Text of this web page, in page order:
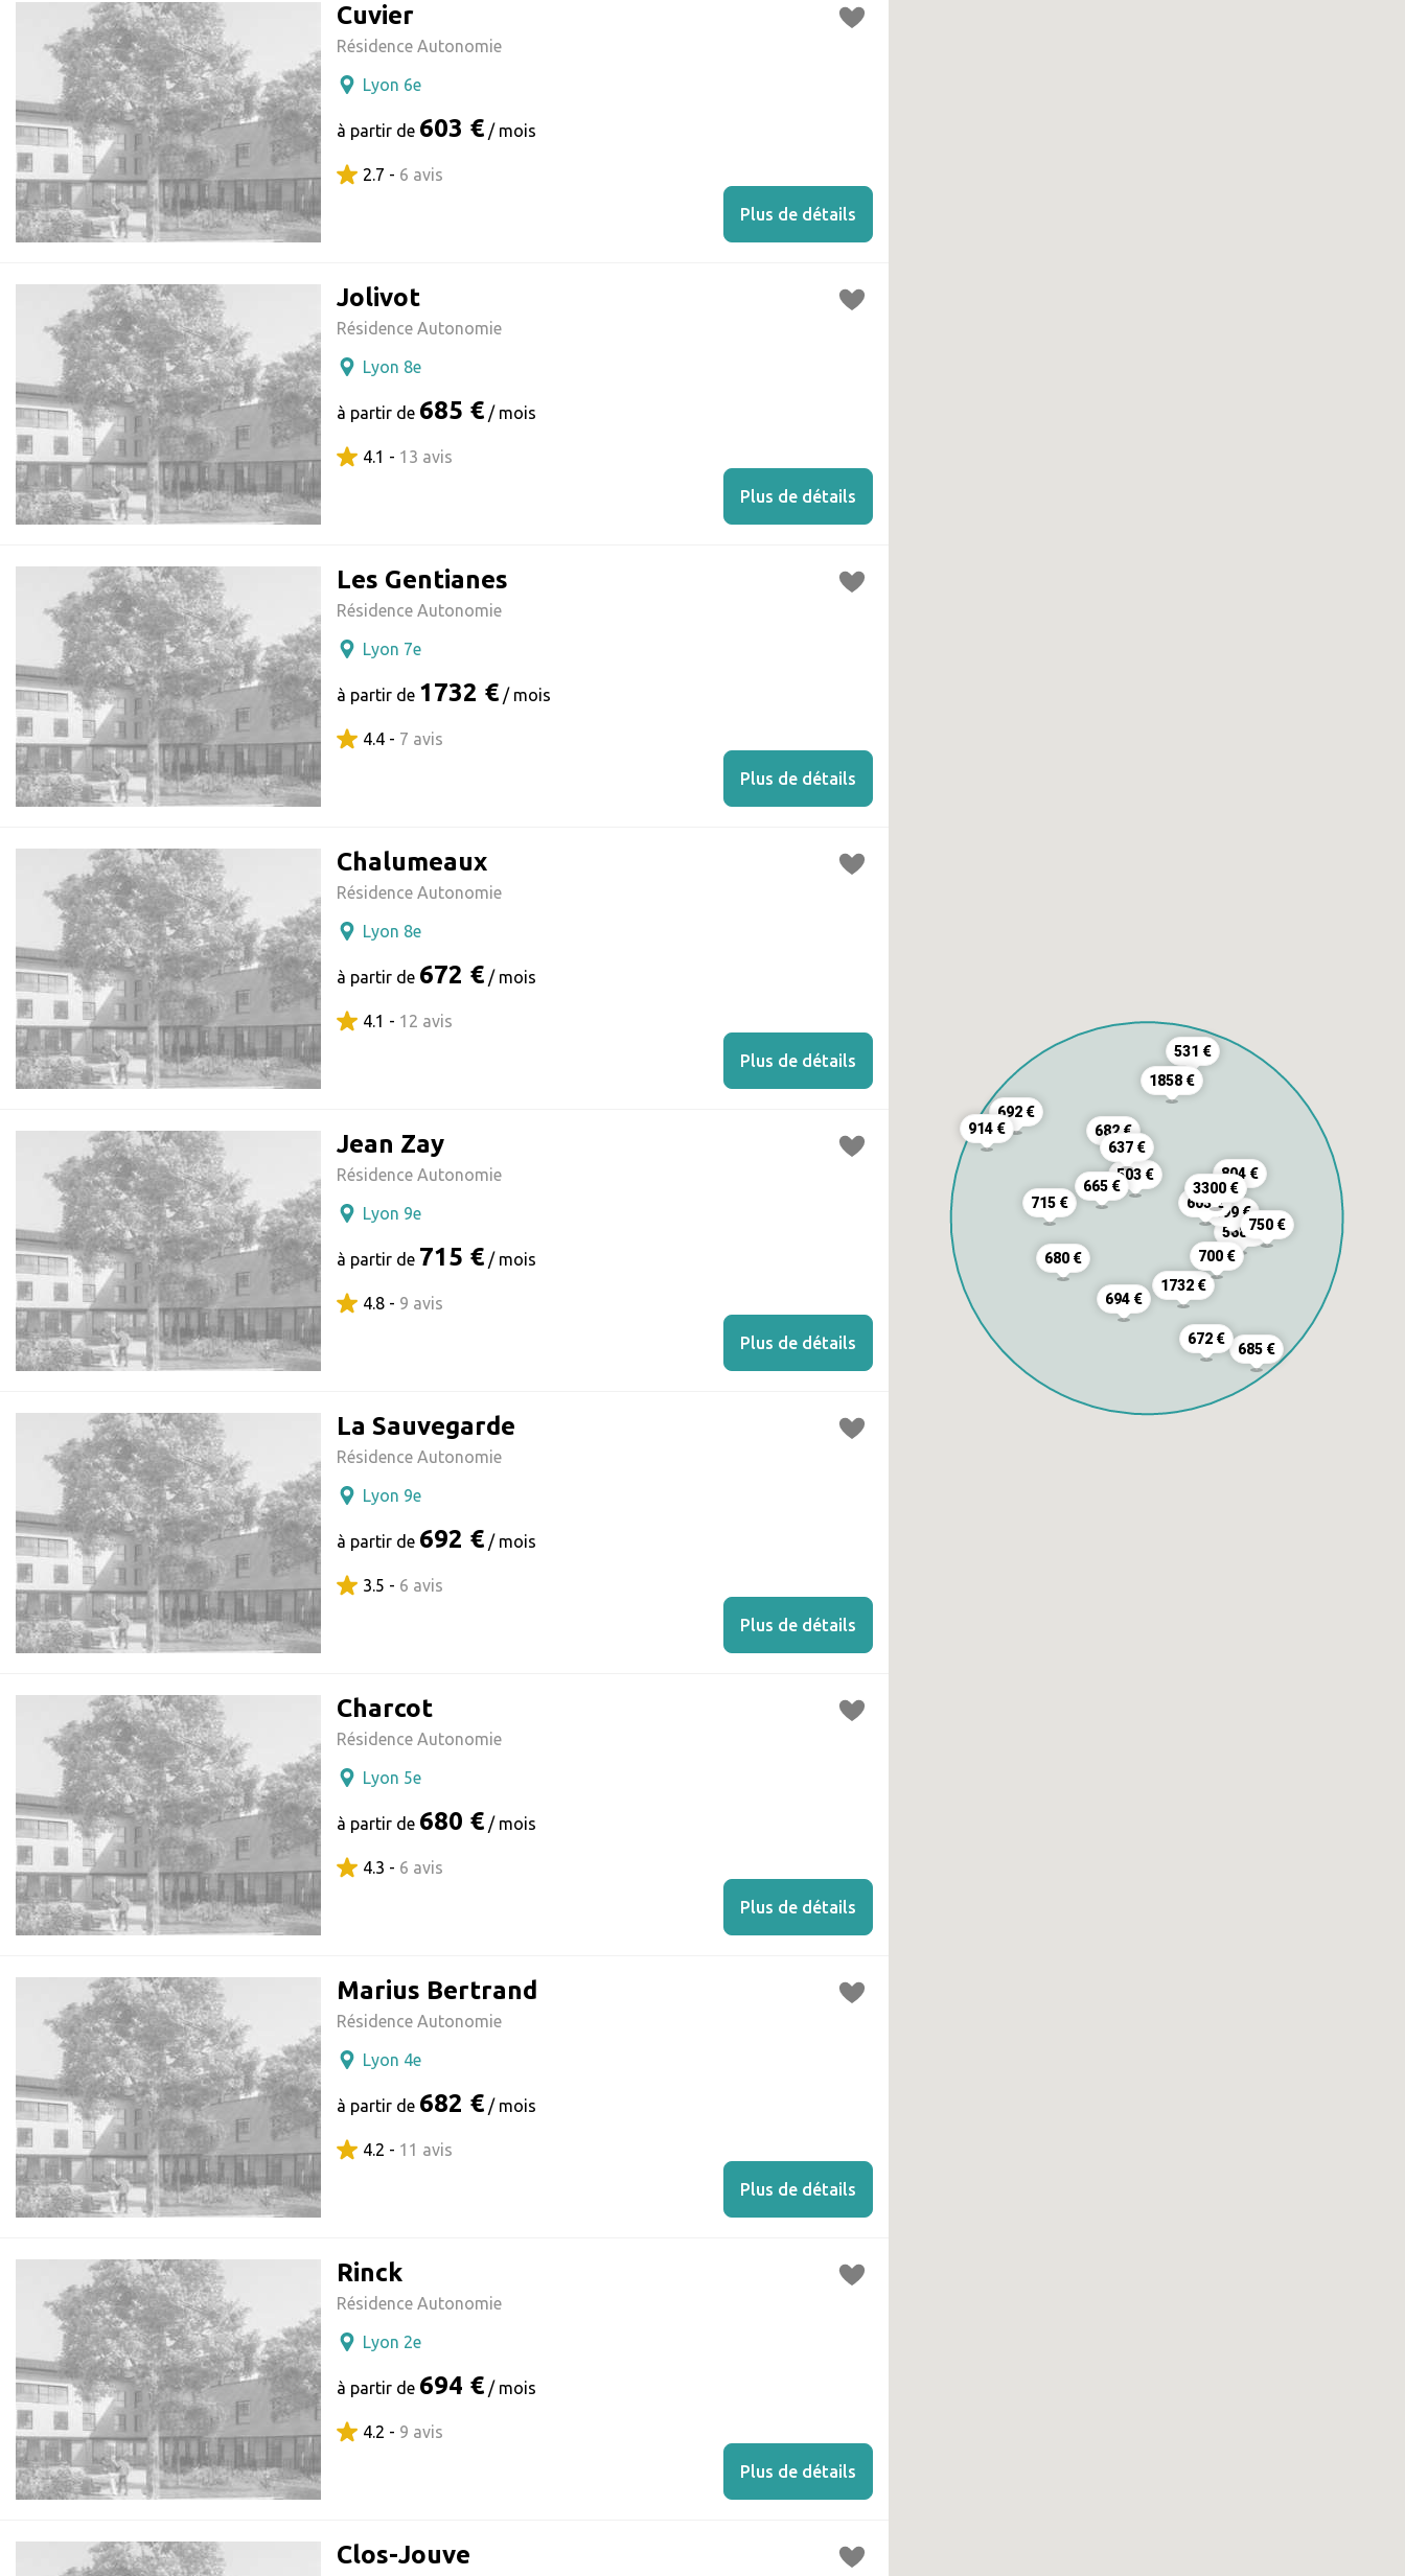
Cuvier
Résidence Autonomie
Lyon 6e
à partir de 603 € / mois
2.7 - 6 avis
Plus de détails
Jolivot
Résidence Autonomie
Lyon 8e
à partir de 685 € / mois
4.1 - 13 avis
Plus de détails
Les Gentianes
Résidence Autonomie
Lyon 7e
à partir de 1732 € / mois
4.4 - 7 avis
Plus de détails
Chalumeaux
Résidence Autonomie
Lyon 8e
à partir de 672 € / mois
4.1 - 12 avis
Plus de détails
Jean Zay
Résidence Autonomie
Lyon 9e
à partir de 715 € / mois
4.8 - 9 avis
Plus de détails
La Sauvegarde
Résidence Autonomie
Lyon 9e
à partir de 692 € / mois
3.5 - 6 avis
Plus de détails
Charcot
Résidence Autonomie
Lyon 5e
à partir de 680 € / mois
4.3 - 6 avis
Plus de détails
Marius Bertrand
Résidence Autonomie
Lyon 4e
à partir de 682 € / mois
4.2 - 11 avis
Plus de détails
Rinck
Résidence Autonomie
Lyon 2e
à partir de 694 € / mois
4.2 - 9 avis
Plus de détails
Clos-Jouve
503 €
568 €
599 €
603 €
685 €
1732 €
672 €
715 €
692 €
680 €
682 €
694 €
665 €
804 €
700 €
750 €
3300 €
914 €
531 €
637 €
1858 €